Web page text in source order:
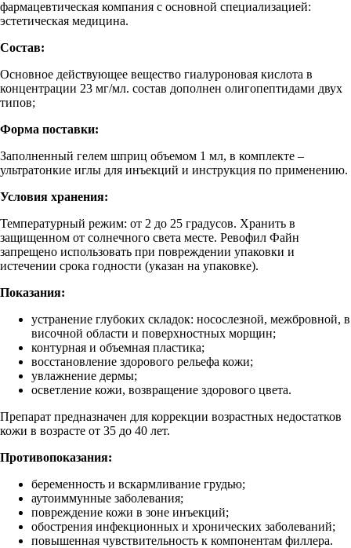
фармацевтическая компания с основной специализацией:
эстетическая медицина.
Состав:
Основное действующее вещество гиалуроновая кислота в
концентрации 23 мг/мл. состав дополнен олигопептидами двух
типов;
Форма поставки:
Заполненный гелем шприц объемом 1 мл, в комплекте –
ультратонкие иглы для инъекций и инструкция по применению.
Условия хранения:
Температурный режим: от 2 до 25 градусов. Хранить в
защищенном от солнечного света месте. Ревофил Файн
запрещено использовать при повреждении упаковки и
истечении срока годности (указан на упаковке).
Показания:
устранение глубоких складок: носослезной, межбровной, в
височной области и поверхностных морщин;
контурная и объемная пластика;
восстановление здорового рельефа кожи;
увлажнение дермы;
осветление кожи, возвращение здорового цвета.
Препарат предназначен для коррекции возрастных недостатков
кожи в возрасте от 35 до 40 лет.
Противопоказания:
беременность и вскармливание грудью;
аутоиммунные заболевания;
повреждение кожи в зоне инъекций;
обострения инфекционных и хронических заболеваний;
повышенная чувствительность к компонентам филлера.